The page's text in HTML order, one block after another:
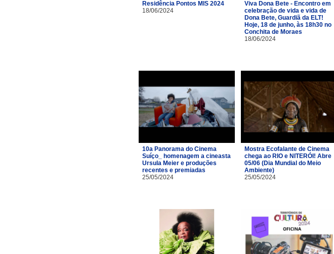
Residência Pontos MIS 2024
18/06/2024
Viva Dona Bete - Encontro em
celebração de vida e vida de
Dona Bete, Guardiã da ELT!
Hoje, 18 de junho, às 18h30 no
Conchita de Moraes
18/06/2024
10a Panorama do Cinema
Suíço_ homenagem a cineasta
Ursula Meier e produções
recentes e premiadas
25/05/2024
Mostra Ecofalante de Cinema
chega ao RIO e NITERÓI! Abre
05/06 (Dia Mundial do Meio
Ambiente)
25/05/2024